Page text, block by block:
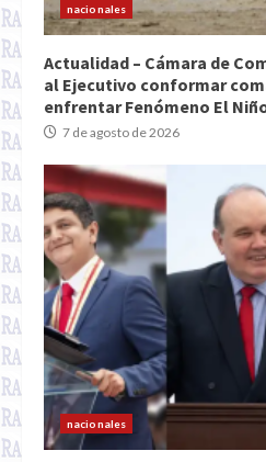
nacionales
Actualidad – Cámara de
al Ejecutivo conformar
enfrentar Fenómeno El
7 de agosto de 2026
nacionales